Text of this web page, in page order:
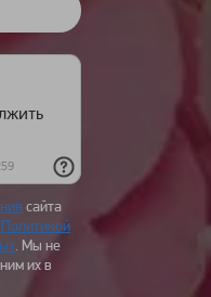
сайта
Политикой
. Мы не
их в